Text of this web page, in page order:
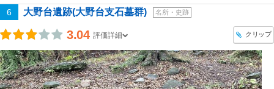
6 大野台遺跡(大野台支石墓群) 名所・史跡
3.04 評価詳細 クリップ